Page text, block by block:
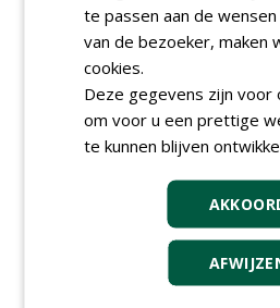
zaden
06-08-2026, Ven-
DSV zaden
06-08-2026, Ven-
Realisatie
15-07-2026,
te passen aan de
van de bezoeker, maken
cookies.
Deze gegevens zijn voor
om voor u een prettige
te kunnen blijven